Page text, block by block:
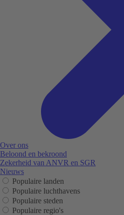
Over ons
Beloond en bekroond
Zekerheid van ANVR en SGR
Nieuws
Populaire landen
Populaire luchthavens
Populaire steden
Populaire regio's